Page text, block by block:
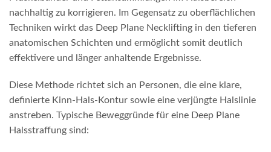
nachhaltig zu korrigieren. Im Gegensatz zu oberflächlichen
Techniken wirkt das Deep Plane Necklifting in den tieferen
anatomischen Schichten und ermöglicht somit deutlich
effektivere und länger anhaltende Ergebnisse.
Diese Methode richtet sich an Personen, die eine klare,
definierte Kinn-Hals-Kontur sowie eine verjüngte Halslinie
anstreben. Typische Beweggründe für eine Deep Plane
Halsstraffung sind: